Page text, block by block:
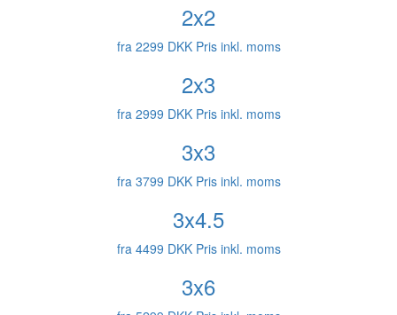
2x2
fra2299 DKK Pris inkl. moms
2x3
fra2999 DKK Pris inkl. moms
3x3
fra3799 DKK Pris inkl. moms
3x4.5
fra4499 DKK Pris inkl. moms
3x6